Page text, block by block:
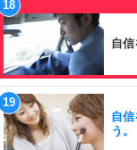
自信
自
う。